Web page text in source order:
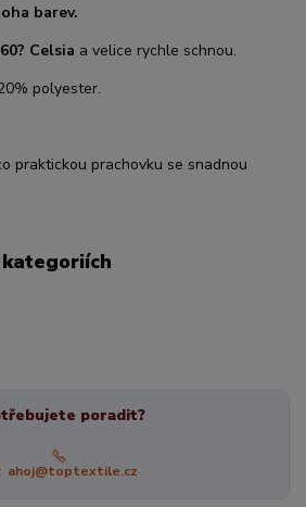
barev.
Celsia a velice rychle schnou.
polyester.
praktickou prachovku se snadnou
kategoriích
poradit?
ahoj@toptextile.cz